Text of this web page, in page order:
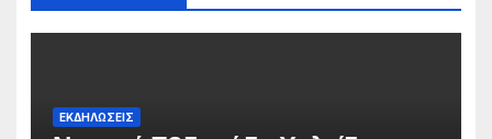
ΕΚΔΗΛΩΣΕΙΣ